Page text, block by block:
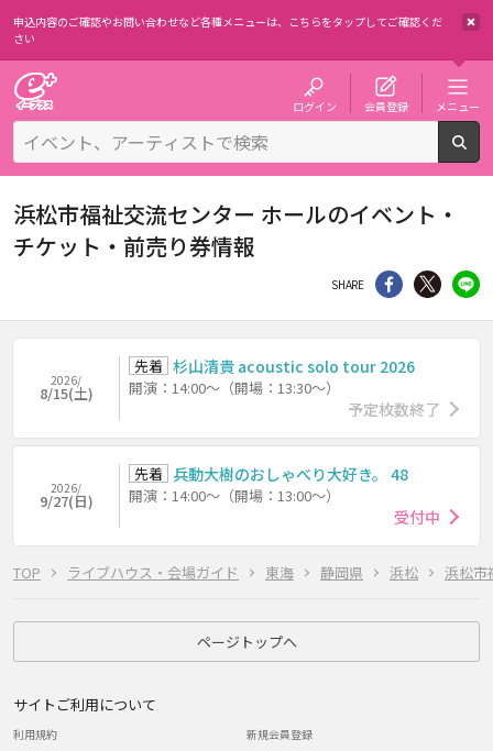
申込内容のご確認やお問い合わせなど各種メニューは、 こちらをタップしてご確認くだ
さい
ログイン 会員登録 メニュー
TOP ライブハウス・会場ガイド 東海 静岡県 浜松 浜松市
浜松市福祉交流センター ホールのイベント・
チケット・前売り券情報
SHARE シェア Twitter
2026/
8/15(土)
先着 杉山清貴 acoustic solo tour 2026
開演：14:00～（開場：13:30～）
予定枚数終了
2026/
9/27(日)
先着 兵動大樹のおしゃべり大好き。 48
開演：14:00～（開場：13:00～）
受付中
ページトップへ
サイトご利用について
利用規約
新規会員登録